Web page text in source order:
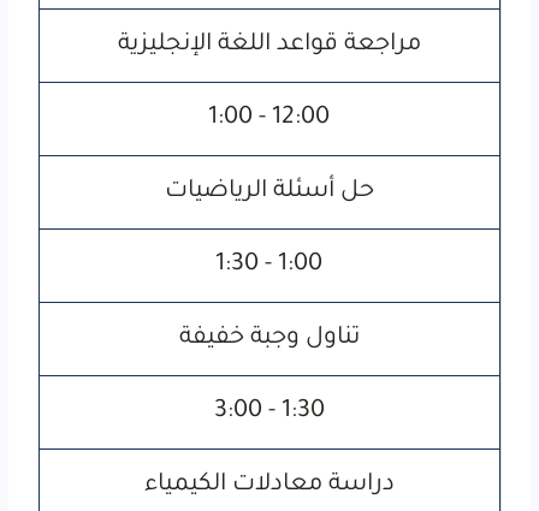
مراجعة قواعد اللغة الإنجليزية
12:00 - 1:00
حل أسئلة الرياضيات
1:00 - 1:30
تناول وجبة خفيفة
1:30 - 3:00
دراسة معادلات الكيمياء